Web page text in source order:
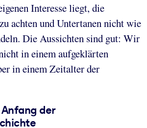
Interesse liegt, die
achten und Untertanen nicht wie
Die Aussichten sind gut: Wir
in einem aufgeklärten
in einem Zeitalter der
der